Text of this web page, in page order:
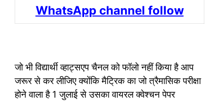
WhatsApp channel follow
जो भी विद्यार्थी व्हाट्सएप चैनल को फॉलो नहीं किया है आप
जरूर से कर लीजिए क्योंकि मैट्रिक का जो त्रैमासिक परीक्षा
होने वाला है 1 जुलाई से उसका वायरल क्वेश्चन पेपर